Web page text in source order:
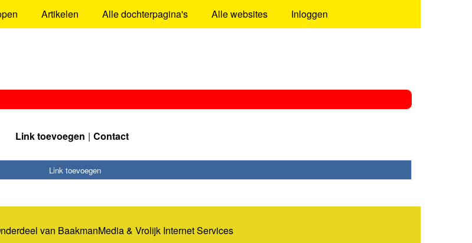
Artikelen Alle dochterpagina's Alle websites Inloggen
Link toevoegen Contact
Link toevoegen
van BaakmanMedia& Vrolijk Internet Services